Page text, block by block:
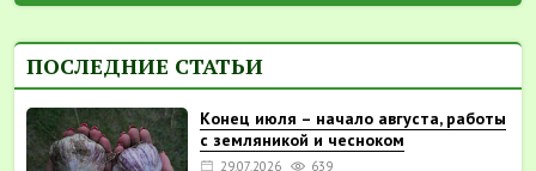
ПОСЛЕДНИЕ СТАТЬИ
Конец июля – начало августа, работы
с земляникой и чесноком
29.07.2026 639